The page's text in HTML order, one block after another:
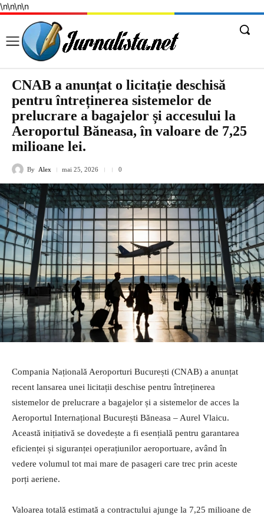
\n\n\n\n
CNAB a anunțat o licitație deschisă
pentru întreținerea sistemelor de
prelucrare a bagajelor și accesului la
Aeroportul Băneasa, în valoare de 7,25
milioane lei.
By Alex mai 25, 2026 0
Compania Națională Aeroporturi București (CNAB) a anunțat
recent lansarea unei licitații deschise pentru întreținerea
sistemelor de prelucrare a bagajelor și a sistemelor de acces la
Aeroportul Internațional București Băneasa – Aurel Vlaicu.
Această inițiativă se dovedește a fi esențială pentru garantarea
eficienței și siguranței operațiunilor aeroportuare, având în
vedere volumul tot mai mare de pasageri care trec prin aceste
porți aeriene.
Valoarea totală estimată a contractului ajunge la 7,25 milioane de